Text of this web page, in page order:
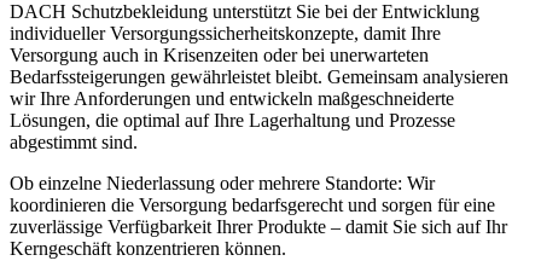
DACH Schutzbekleidung unterstützt Sie bei der Entwicklung
individueller Versorgungssicherheitskonzepte, damit Ihre
Versorgung auch in Krisenzeiten oder bei unerwarteten
Bedarfssteigerungen gewährleistet bleibt. Gemeinsam analysieren
wir Ihre Anforderungen und entwickeln maßgeschneiderte
Lösungen, die optimal auf Ihre Lagerhaltung und Prozesse
abgestimmt sind.
Ob einzelne Niederlassung oder mehrere Standorte: Wir
koordinieren die Versorgung bedarfsgerecht und sorgen für eine
zuverlässige Verfügbarkeit Ihrer Produkte – damit Sie sich auf Ihr
Kerngeschäft konzentrieren können.